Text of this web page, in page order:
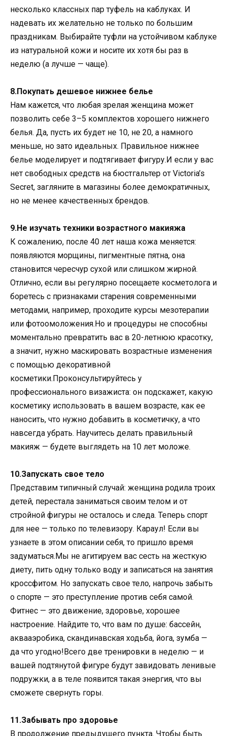
несколько классных пар туфель на каблуках. И
надевать их желательно не только по большим
праздникам. Выбирайте туфли на устойчивом каблуке
из натуральной кожи и носите их хотя бы раз в
неделю (а лучше — чаще).
8.Покупать дешевое нижнее белье
Нам кажется, что любая зрелая женщина может
позволить себе 3–5 комплектов хорошего нижнего
белья. Да, пусть их будет не 10, не 20, а намного
меньше, но зато идеальных. Правильное нижнее
белье моделирует и подтягивает фигуру.И если у вас
нет свободных средств на бюстгальтер от Victoria’s
Secret, загляните в магазины более демократичных,
но не менее качественных брендов.
9.Не изучать техники возрастного макияжа
К сожалению, после 40 лет наша кожа меняется:
появляются морщины, пигментные пятна, она
становится чересчур сухой или слишком жирной.
Отлично, если вы регулярно посещаете косметолога и
боретесь с признаками старения современными
методами, например, проходите курсы мезотерапии
или фотоомоложения.Но и процедуры не способны
моментально превратить вас в 20-летнюю красотку,
а значит, нужно маскировать возрастные изменения
с помощью декоративной
косметики.Проконсультируйтесь у
профессионального визажиста: он подскажет, какую
косметику использовать в вашем возрасте, как ее
наносить, что нужно добавить в косметичку, а что
навсегда убрать. Научитесь делать правильный
макияж — будете выглядеть на 10 лет моложе.
10.Запускать свое тело
Представим типичный случай: женщина родила троих
детей, перестала заниматься своим телом и от
стройной фигуры не осталось и следа. Теперь спорт
для нее — только по телевизору. Караул! Если вы
узнаете в этом описании себя, то пришло время
задуматься.Мы не агитируем вас сесть на жесткую
диету, пить одну только воду и записаться на занятия
кроссфитом. Но запускать свое тело, напрочь забыть
о спорте — это преступление против себя самой.
Фитнес — это движение, здоровье, хорошее
настроение. Найдите то, что вам по душе: бассейн,
аквааэробика, скандинавская ходьба, йога, зумба —
да что угодно!Всего две тренировки в неделю — и
вашей подтянутой фигуре будут завидовать ленивые
подружки, а в теле появится такая энергия, что вы
сможете свернуть горы.
11.Забывать про здоровье
В продолжение предыдущего пункта. Чтобы быть